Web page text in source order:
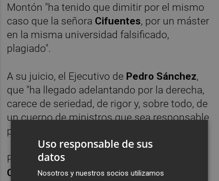
Montón "ha tenido que dimitir por el mismo
caso que la señora Cifuentes, por un máster
en la misma universidad falsificado,
plagiado".
A su juicio, el Ejecutivo de Pedro Sánchez,
que "ha llegado adelantando por la derecha,
carece de seriedad, de rigor y, sobre todo, de
un cuerpo de ministros que sea responsable
para con la ciudadanía".
Preguntada sobre qué debería hacer
Casado, sobre quien también planean
Uso responsable de sus
datos
Nosotros y nuestros socios utilizamos